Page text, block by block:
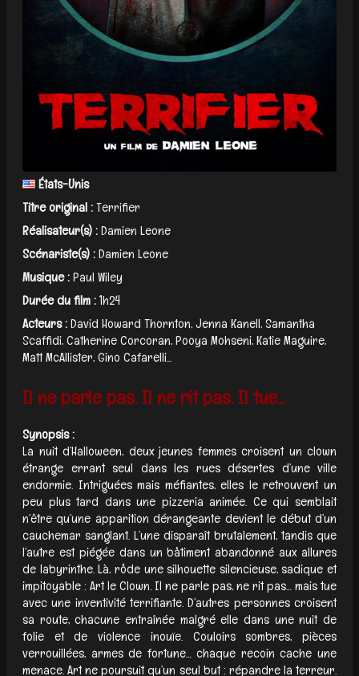
États-Unis
Titre original :Terrifier
Réalisateur(s) :Damien Leone
Scénariste(s) :Damien Leone
Musique :Paul Wiley
Durée du film :1h24
Acteurs :David Howard Thornton, Jenna Kanell, Samantha
Scaffidi, Catherine Corcoran, Pooya Mohseni, Katie Maguire,
Matt McAllister, Gino Cafarelli...
Il ne parle pas. Il ne rit pas. Il tue...
Synopsis :
La nuit d’Halloween, deux jeunes femmes croisent un clown
étrange errant seul dans les rues désertes d’une ville
endormie. Intriguées mais méfiantes, elles le retrouvent un
peu plus tard dans une pizzeria animée. Ce qui semblait
n’être qu’une apparition dérangeante devient le début d’un
cauchemar sanglant. L’une disparaît brutalement, tandis que
l’autre est piégée dans un bâtiment abandonné aux allures
de labyrinthe. Là, rôde une silhouette silencieuse, sadique et
impitoyable : Art le Clown. Il ne parle pas, ne rit pas… mais tue
avec une inventivité terrifiante. D’autres personnes croisent
sa route, chacune entraînée malgré elle dans une nuit de
folie et de violence inouïe. Couloirs sombres, pièces
verrouillées, armes de fortune… chaque recoin cache une
menace. Art ne poursuit qu’un seul but : répandre la terreur.